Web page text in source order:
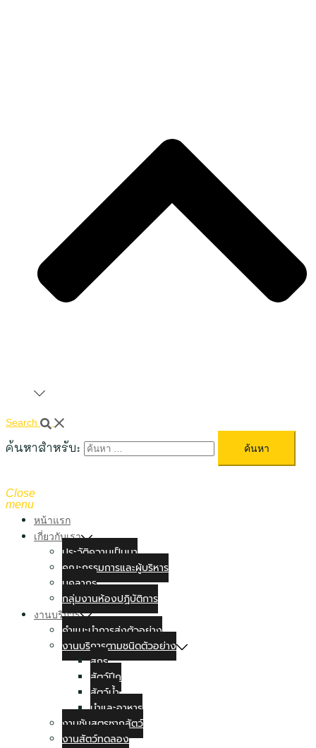
Search
ค้นหาสำหรับ:
Close
menu
หน้าแรก
เกี่ยวกับเรา
ประวัติความเป็นมา
คณะกรรมการและผู้บริหาร
บุคลากร
กลุ่มงานห้องปฏิบัติการ
งานบริการ
คำแนะนำการส่งตัวอย่าง
งานบริการตามชนิดตัวอย่าง
สุกร
สัตว์ปีก
สัตว์น้ำ
นำและอาหาร
งานชันสูตรซากสัตว์
งานสัตว์ทดลอง